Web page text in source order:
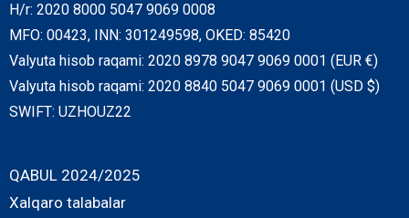
H/r: 2020 8000 5047 9069 0008
MFO: 00423, INN: 301249598, OKED: 85420
Valyuta hisob raqami: 2020 8978 9047 9069 0001 (EUR €)
Valyuta hisob raqami: 2020 8840 5047 9069 0001 (USD $)
SWIFT: UZHOUZ22
QABUL 2024/2025
Xalqaro talabalar